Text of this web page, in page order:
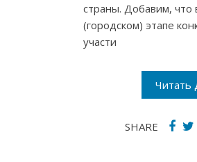
страны. Добавим, что
(городском) этапе
участи
Читать
SHARE